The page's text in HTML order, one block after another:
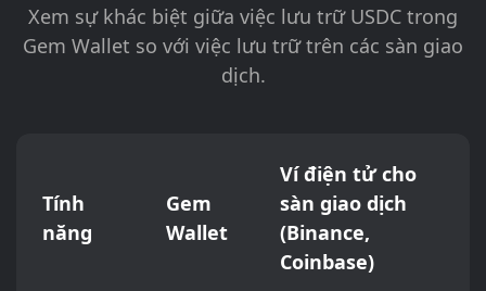
Xem sự khác biệt giữa việc lưu trữ USDC trong
Gem Wallet so với việc lưu trữ trên các sàn giao
dịch.
Tính
năng
Gem
Wallet
Ví điện tử cho
sàn giao dịch
(Binance,
Coinbase)